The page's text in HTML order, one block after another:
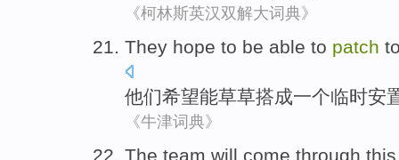
《柯林斯英汉双解大词典》
They hope to be able to patch
他们希望能草草搭成一个临时安
《牛津词典》
The team will come through this